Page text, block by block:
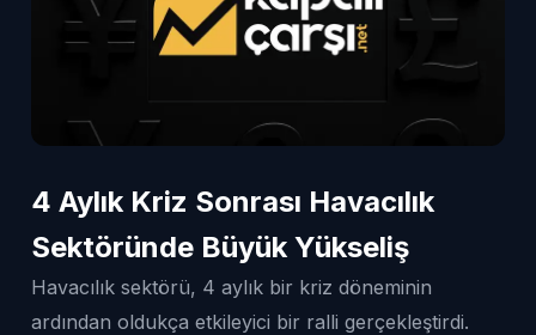
4 Aylık Kriz Sonrası Havacılık
Sektöründe Büyük Yükseliş
Havacılık sektörü, 4 aylık bir kriz döneminin
ardından oldukça etkileyici bir ralli gerçekleştirdi.